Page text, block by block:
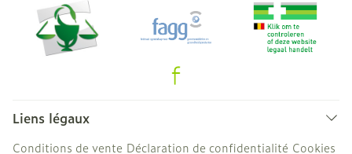
Liens légaux
Conditions de vente Déclaration de confidentialité Cookies